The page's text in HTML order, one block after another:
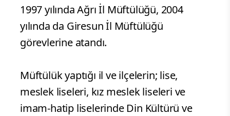
1997 yılında Ağrı İl Müftülüğü, 2004
yılında da Giresun İl Müftülüğü
görevlerine atandı.
Müftülük yaptığı il ve ilçelerin; lise,
meslek liseleri, kız meslek liseleri ve
imam-hatip liselerinde Din Kültürü ve